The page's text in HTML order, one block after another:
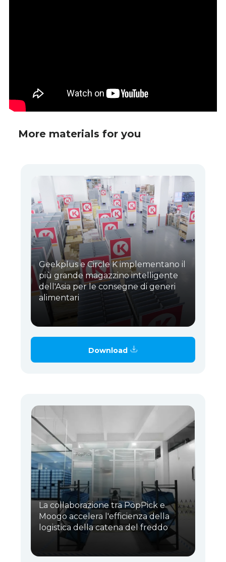
More materials for you
Geekplus e Circle K implementano il
più grande magazzino intelligente
dell'Asia per le consegne di generi
alimentari
Download
La collaborazione tra PopPick e
Moogo accelera l'efficienza della
logistica della catena del freddo